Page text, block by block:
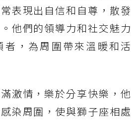
表現出自信和自尊，散發
他們的領導力和社交魅力
者，為周圍帶來溫暖和活
激情，樂於分享快樂，他
染周圍，使與獅子座相處